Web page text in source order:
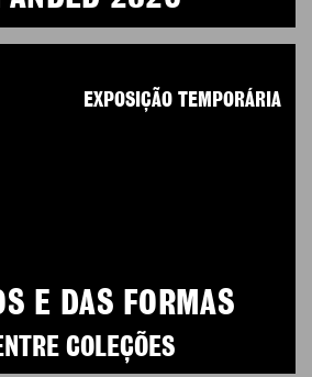
E DAS FORMAS
COLEÇÕES
EXPOSIÇÃO TEMPORÁRIA